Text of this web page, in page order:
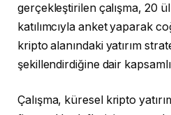
gerçekleştirilen çalışma, 20
katılımcıyla anket yaparak
kripto alanındaki yatırım
şekillendirdiğine dair
Çalışma, küresel kripto